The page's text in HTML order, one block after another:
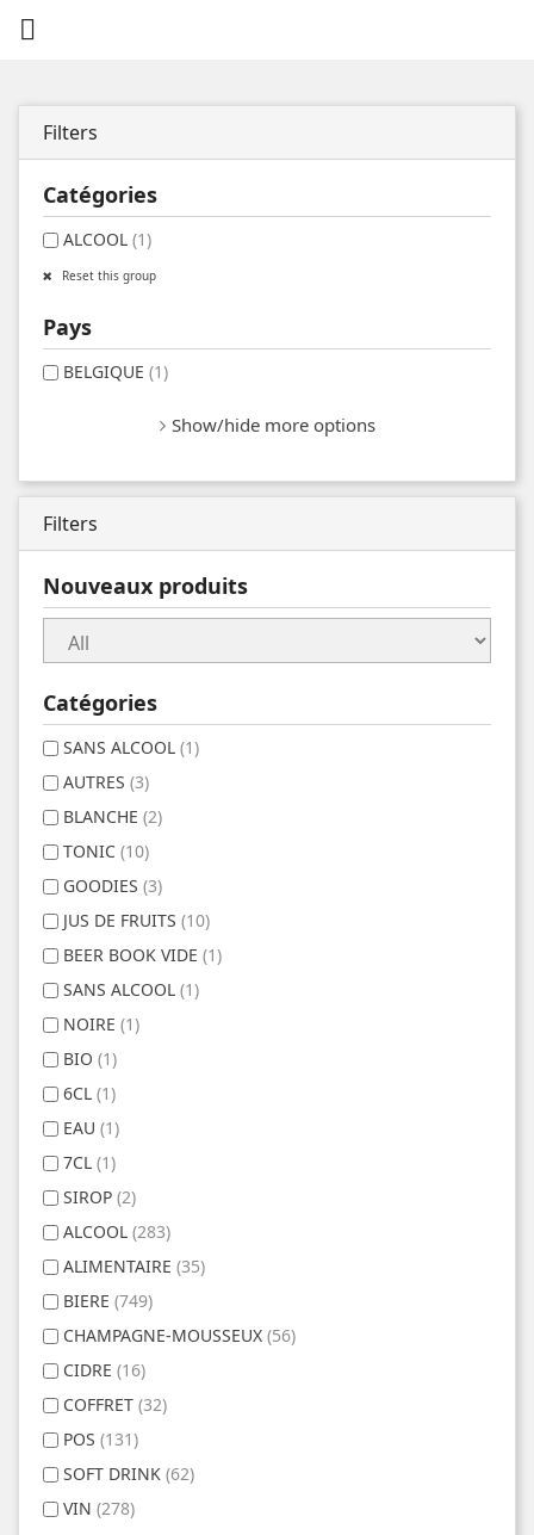

Filters
Catégories
ALCOOL (1)
Reset this group
Pays
BELGIQUE (1)
Show/hide more options
Filters
Nouveaux produits
Catégories
SANS ALCOOL (1)
AUTRES (3)
BLANCHE (2)
TONIC (10)
GOODIES (3)
JUS DE FRUITS (10)
BEER BOOK VIDE (1)
SANS ALCOOL (1)
NOIRE (1)
BIO (1)
6CL (1)
EAU (1)
7CL (1)
SIROP (2)
ALCOOL (283)
ALIMENTAIRE (35)
BIERE (749)
CHAMPAGNE-MOUSSEUX (56)
CIDRE (16)
COFFRET (32)
POS (131)
SOFT DRINK (62)
VIN (278)